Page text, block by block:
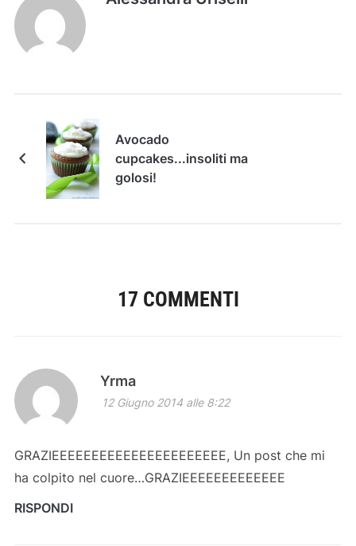
Avocado
cupcakes...insoliti ma
golosi!
17 COMMENTI
Yrma
12 Giugno 2014 alle 8:22
GRAZIEEEEEEEEEEEEEEEEEEEEEE, Un post che mi
ha colpito nel cuore…GRAZIEEEEEEEEEEEEE
RISPONDI